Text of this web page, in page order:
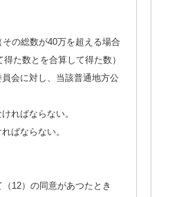
の総数が40万を超える場合
た数とを合算して得た数）
会に対し、当該普通地方公
ればならない。
ばならない。
12）の同意があつたとき